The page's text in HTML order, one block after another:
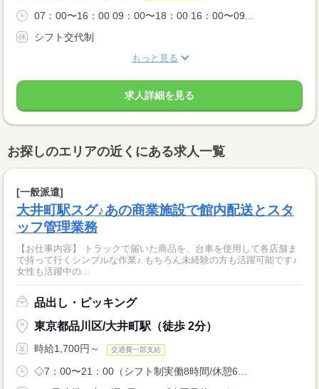
07：00〜16：00 09：00〜18：00 16：00〜09...
シフト交代制
もっと見る
求人詳細を見る
お探しのエリアの近くにある求人一覧
[一般派遣]
大井町駅スグ♪あの商業施設で館内配送とスタ
ッフ管理業務
【お仕事内容】 トラックで届いた商品を、台車を使用して各店舗ま
で持って行くシンプルな作業♪ もちろん未経験の方も活躍可能です♪
女性も活躍中の...
品出し・ピッキング
東京都品川区/大井町駅（徒歩 2分）
時給1,700円～ 交通費一部支給
◇7：00〜21：00（シフト制実働8時間/休憩6...